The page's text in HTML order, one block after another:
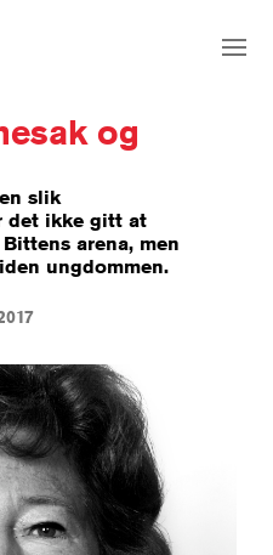
og
slik
det ikke gitt at
arena, men
ungdommen.